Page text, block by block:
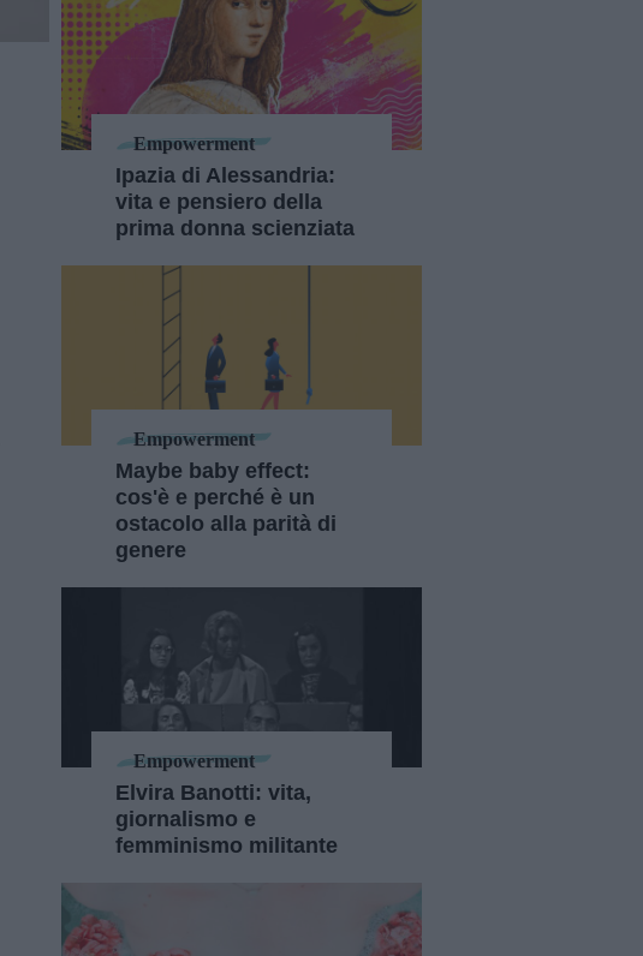
Empowerment
Ipazia di Alessandria:
vita e pensiero della
prima donna scienziata
Empowerment
Maybe baby effect:
cos'è e perché è un
ostacolo alla parità di
genere
Empowerment
Elvira Banotti: vita,
giornalismo e
femminismo militante